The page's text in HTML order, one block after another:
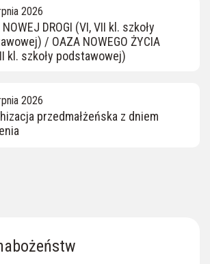
2026
DROGI (VI, VII kl. szkoły
/ OAZA NOWEGO ŻYCIA
kl. szkoły podstawowej)
2026
przedmałżeńska z dniem